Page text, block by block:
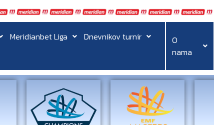
Meridianbet Liga
Dnevnikov turnir
O
nama